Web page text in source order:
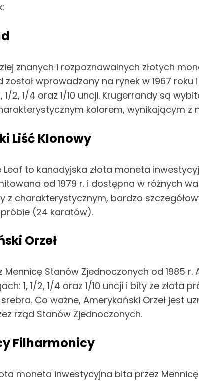
znanych i rozpoznawalnych złotych
został wprowadzony na rynek w 1967
1/2, 1/4 oraz 1/10 uncji. Krugerrandy są
kolorem, wynikającym z
Liść Klonowy
Leaf to kanadyjska złota moneta
od 1979 r. i dostępna w różnych
z charakterystycznym, bardzo
(24 karatów).
Orzeł
Mennicę Stanów Zjednoczonych od 1985 r.
1, 1/2, 1/4 oraz 1/10 uncji i bity ze złota
Co ważne, Amerykański Orzeł jest
rząd Stanów Zjednoczonych.
Filharmonicy
moneta inwestycyjna bita przez